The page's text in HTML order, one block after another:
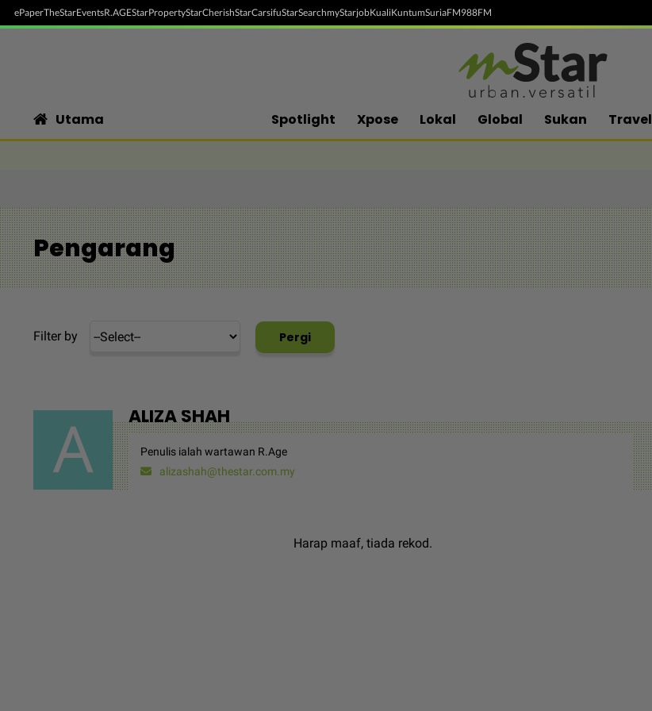
ePaperTheStarEventsR.AGEStarPropertyStarCherishStarCarsifuStarSearchmyStarjobKualiKuntumSuriaFM988FM
Utama Spotlight Xpose Lokal Global Sukan Travel
Pengarang
Filter by
ALIZA SHAH
Penulis ialah wartawan R.Age
alizashah@thestar.com.my
Harap maaf, tiada rekod.